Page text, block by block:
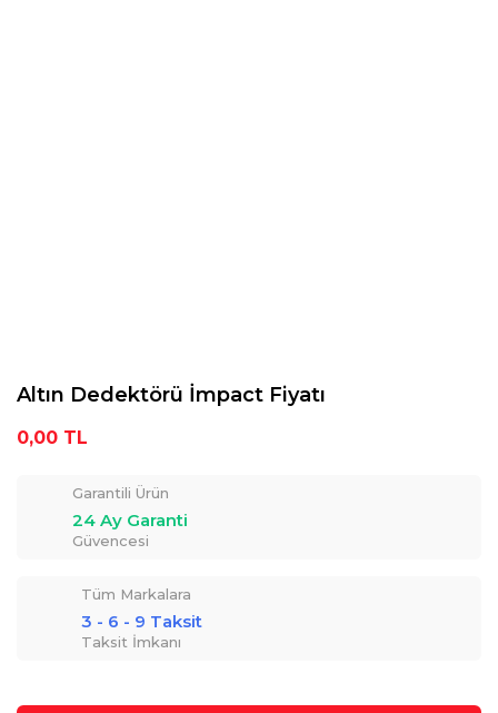
Altın Dedektörü İmpact Fiyatı
0,00 TL
Garantili Ürün
24 Ay Garanti
Güvencesi
Tüm Markalara
3 - 6 - 9 Taksit
Taksit İmkanı